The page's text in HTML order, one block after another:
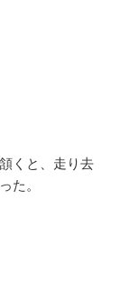
くと、走り去
た。